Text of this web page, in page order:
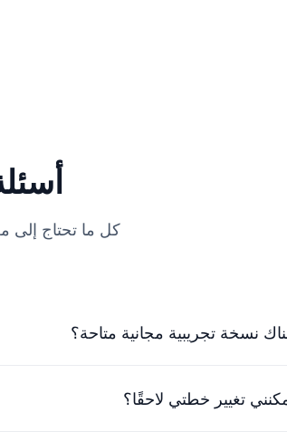
كل ما تحتاج إلى
نسخة تجريبية مجانية متاحة؟
تغيير خطتي لاحقًا؟